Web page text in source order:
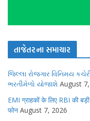
તાજેતરના સમાચાર
જિલ્લા રોજગાર વિનિમય
ભરતીમેળો યોજાશે August
EMI ग्राहकों के लिए RBI की बड़ी
फोन August 7, 2026